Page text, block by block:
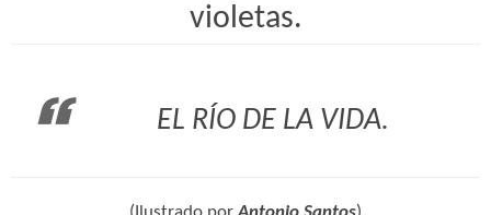
violetas.
EL RÍO DE LA VIDA.